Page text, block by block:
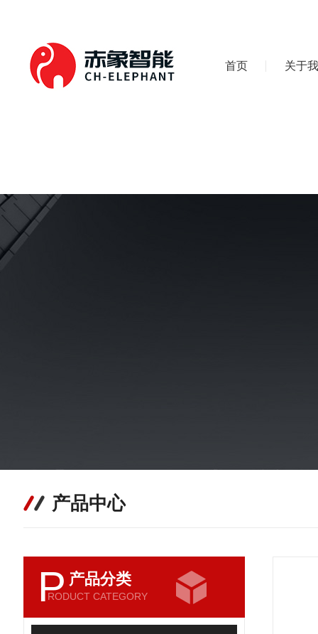
首页 关于
产品中心
P 产品分类
RODUCT CATEGORY